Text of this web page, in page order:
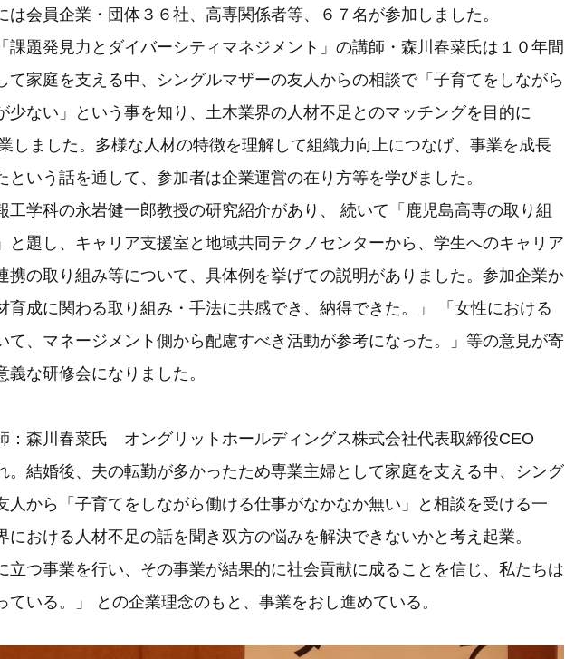
会員企業・団体３６社、高専関係者等、６７名が参加しました。
題発見力とダイバーシティマネジメント」の講師・森川春菜氏は１０年間
て家庭を支える中、シングルマザーの友人からの相談で「子育てをしながら
少ない」という事を知り、土木業界の人材不足とのマッチングを目的に
しました。多様な人材の特徴を理解して組織力向上につなげ、事業を成長
という話を通して、参加者は企業運営の在り方等を学びました。
学科の永岩健一郎教授の研究紹介があり、 続いて「鹿児島高専の取り組
と題し、キャリア支援室と地域共同テクノセンターから、学生へのキャリア
携の取り組み等について、具体例を挙げての説明がありました。参加企業か
育成に関わる取り組み・手法に共感でき、納得できた。」 「女性における
て、マネージメント側から配慮すべき活動が参考になった。」等の意見が寄
義な研修会になりました。
：森川春菜氏 オングリットホールディングス株式会社代表取締役CEO
結婚後、夫の転勤が多かったため専業主婦として家庭を支える中、シング
人から「子育てをしながら働ける仕事がなかなか無い」と相談を受ける一
における人材不足の話を聞き双方の悩みを解決できないかと考え起業。
つ事業を行い、その事業が結果的に社会貢献に成ることを信じ、私たちは
ている。」 との企業理念のもと、事業をおし進めている。